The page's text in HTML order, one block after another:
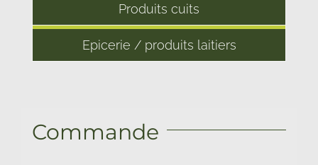
Produits cuits
Epicerie / produits laitiers
Commande